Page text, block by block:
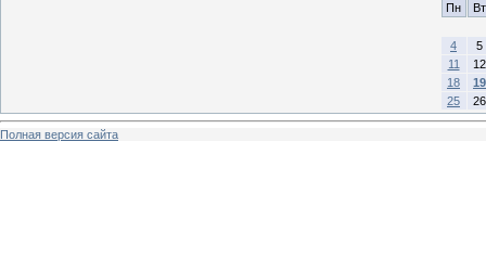
Пн Вт
4
5
11
12
18
19
25
26
Полная версия сайта